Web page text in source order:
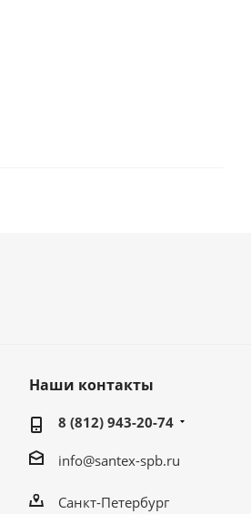
Наши контакты
8 (812) 943-20-74
info@santex-spb.ru
Санкт-Петербург